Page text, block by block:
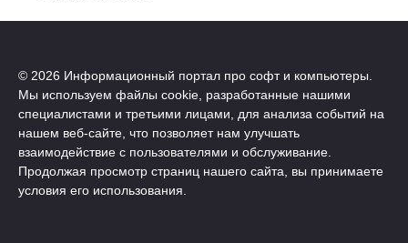
© 2026 Информационный портал про софт и компьютеры.
Мы используем файлы cookie, разработанные нашими
специалистами и третьими лицами, для анализа событий на
нашем веб-сайте, что позволяет нам улучшать
взаимодействие с пользователями и обслуживание.
Продолжая просмотр страниц нашего сайта, вы принимаете
условия его использования.